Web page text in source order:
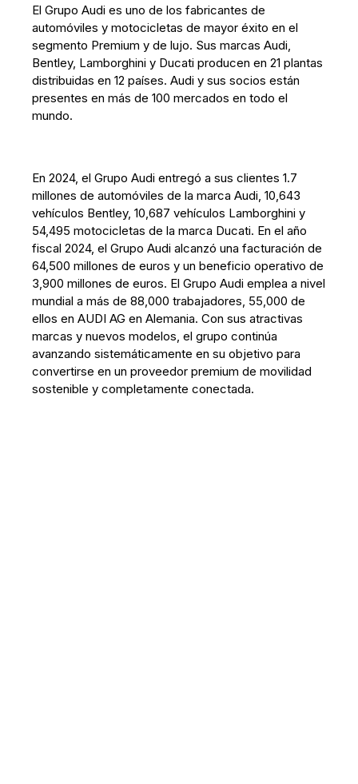
El Grupo Audi es uno de los fabricantes de
automóviles y motocicletas de mayor éxito en el
segmento Premium y de lujo. Sus marcas Audi,
Bentley, Lamborghini y Ducati producen en 21 plantas
distribuidas en 12 países. Audi y sus socios están
presentes en más de 100 mercados en todo el
mundo.
En 2024, el Grupo Audi entregó a sus clientes 1.7
millones de automóviles de la marca Audi, 10,643
vehículos Bentley, 10,687 vehículos Lamborghini y
54,495 motocicletas de la marca Ducati. En el año
fiscal 2024, el Grupo Audi alcanzó una facturación de
64,500 millones de euros y un beneficio operativo de
3,900 millones de euros. El Grupo Audi emplea a nivel
mundial a más de 88,000 trabajadores, 55,000 de
ellos en AUDI AG en Alemania. Con sus atractivas
marcas y nuevos modelos, el grupo continúa
avanzando sistemáticamente en su objetivo para
convertirse en un proveedor premium de movilidad
sostenible y completamente conectada.